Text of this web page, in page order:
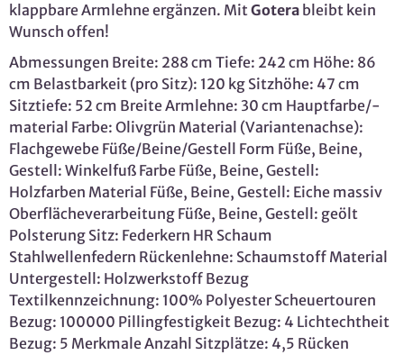
klappbare Armlehne ergänzen. MitGotera bleibt kein
Wunsch offen!
Abmessungen Breite: 288 cm Tiefe: 242 cm Höhe: 86
cm Belastbarkeit (pro Sitz): 120 kg Sitzhöhe: 47 cm
Sitztiefe: 52 cm Breite Armlehne: 30 cm Hauptfarbe/-
material Farbe: Olivgrün Material (Variantenachse):
Flachgewebe Füße/Beine/Gestell Form Füße, Beine,
Gestell: Winkelfuß Farbe Füße, Beine, Gestell:
Holzfarben Material Füße, Beine, Gestell: Eiche massiv
Oberflächeverarbeitung Füße, Beine, Gestell: geölt
Polsterung Sitz: Federkern HR Schaum
Stahlwellenfedern Rückenlehne: Schaumstoff Material
Untergestell: Holzwerkstoff Bezug
Textilkennzeichnung: 100% Polyester Scheuertouren
Bezug: 100000 Pillingfestigkeit Bezug: 4 Lichtechtheit
Bezug: 5 Merkmale Anzahl Sitzplätze: 4,5 Rücken